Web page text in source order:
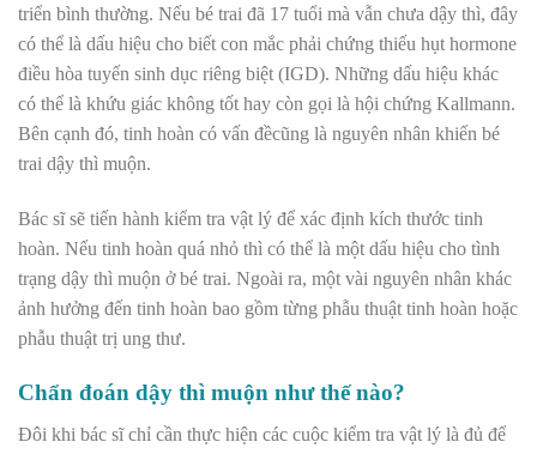
triển bình thường. Nếu bé trai đã 17 tuổi mà vẫn chưa dậy thì, đây
có thể là dấu hiệu cho biết con mắc phải chứng thiếu hụt hormone
điều hòa tuyến sinh dục riêng biệt (IGD). Những dấu hiệu khác
có thể là khứu giác không tốt hay còn gọi là hội chứng Kallmann.
Bên cạnh đó, tinh hoàn có vấn đềcũng là nguyên nhân khiến bé
trai dậy thì muộn.
Bác sĩ sẽ tiến hành kiểm tra vật lý để xác định kích thước tinh
hoàn. Nếu tinh hoàn quá nhỏ thì có thể là một dấu hiệu cho tình
trạng dậy thì muộn ở bé trai. Ngoài ra, một vài nguyên nhân khác
ảnh hưởng đến tinh hoàn bao gồm từng phẫu thuật tinh hoàn hoặc
phẫu thuật trị ung thư.
Chẩn đoán dậy thì muộn như thế nào?
Đôi khi bác sĩ chỉ cần thực hiện các cuộc kiểm tra vật lý là đủ để